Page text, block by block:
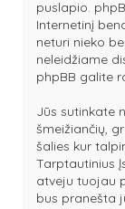
puslapio.
Internetinį
neturi nieko
neleidžiame
phpBB galite
Jūs sutinkate
šmeižiančių,
šalies kur
Tarptautinius
atveju tuojau
bus pranešta